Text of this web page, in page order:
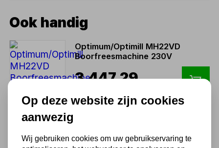
Ook handig
Optimum/Optimill MH22VD
Boorfreesmachine 230V
3.447,29
M
Op deze website zijn cookies
aanwezig
Wij gebruiken cookies om uw gebruikservaring te